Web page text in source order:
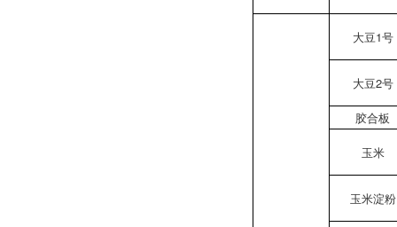
大豆1号
大豆2号
胶合板
玉米
玉米淀粉